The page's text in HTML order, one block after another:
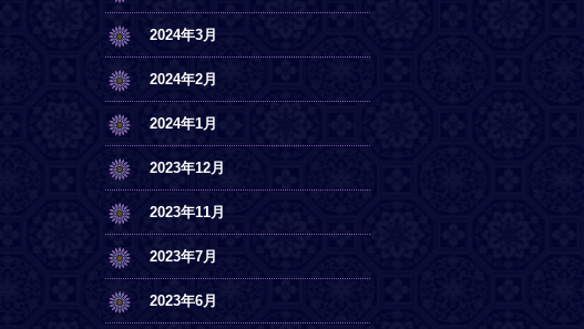
2024年3月
2024年2月
2024年1月
2023年12月
2023年11月
2023年7月
2023年6月